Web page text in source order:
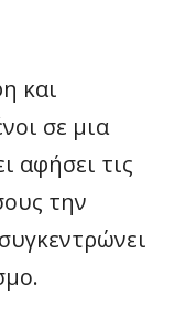
και
σε μια
αφήσει τις
την